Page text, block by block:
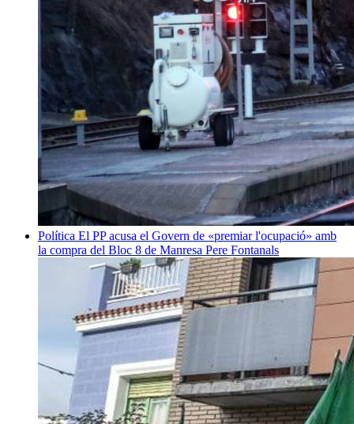
Política El PP acusa el Govern de «premiar l'ocupació» amb
la compra del Bloc 8 de Manresa Pere Fontanals